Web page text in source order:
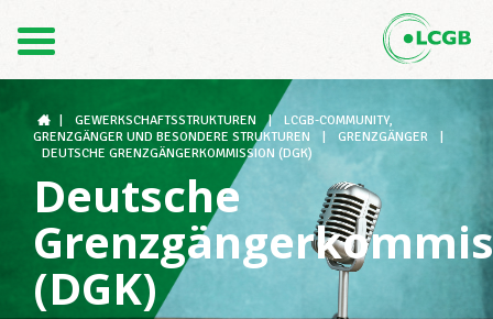
FR
Der LCGB
Gewerkschaftsstrukturen
GEWERKSCHAFTSSTRUKTUREN |
LCGB-COMMUNITY,
GRENZGÄNGER UND BESONDERE STRUKTUREN
GRENZGÄNGER
DEUTSCHE GRENZGÄNGERKOMMISSION (DGK)
Deutsche
(DGK)